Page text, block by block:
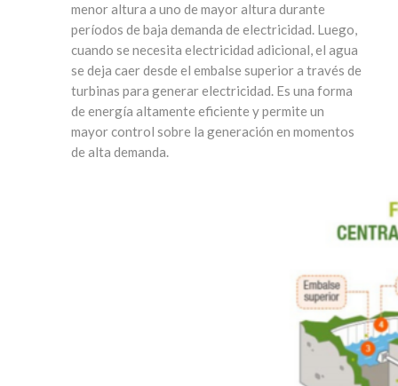
menor altura a uno de mayor altura durante
períodos de baja demanda de electricidad. Luego,
cuando se necesita electricidad adicional, el agua
se deja caer desde el embalse superior a través de
turbinas para generar electricidad. Es una forma
de energía altamente eficiente y permite un
mayor control sobre la generación en momentos
de alta demanda.